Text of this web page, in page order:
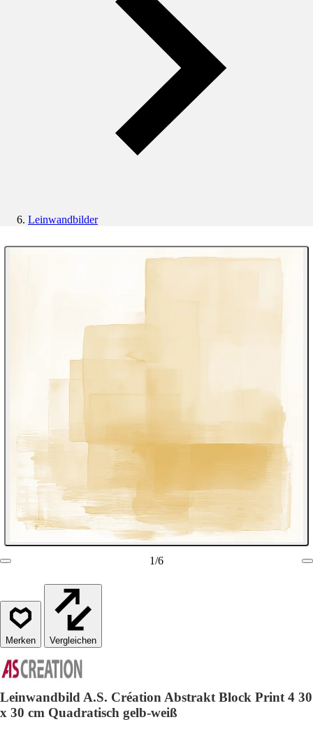
Leinwandbilder
1/6
Vergleichen
Leinwandbild A.S. Création Abstrakt Block Print 4 30
x 30 cm Quadratisch gelb-weiß